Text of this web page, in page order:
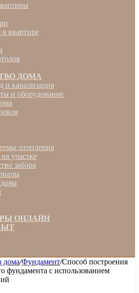
квартире
ДОМА
и канализация
и оборудование
отопления
участке
забора
ОНЛАЙН
дома/Фундамент/Способ построения
фундамента с использованием